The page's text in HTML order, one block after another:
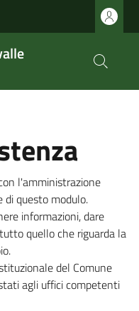
l'amministrazione
questo modulo.
informazioni, dare
quello che riguarda la
del Comune
agli uffici competenti